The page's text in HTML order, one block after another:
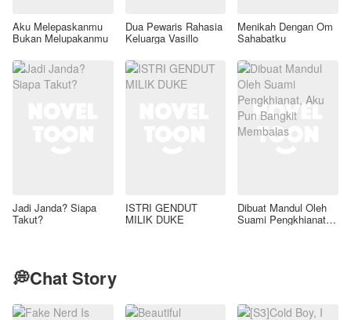
Aku Melepaskanmu
Bukan Melupakanmu
Dua Pewaris Rahasia
Keluarga Vasillo
Menikah Dengan Om
Sahabatku
Jadi Janda? Siapa
Takut?
ISTRI GENDUT
MILIK DUKE
Dibuat Mandul Oleh
Suami Pengkhianat,
💭Chat Story